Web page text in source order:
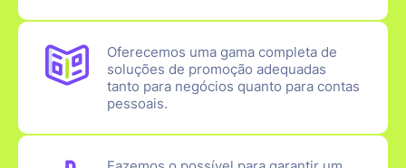
Oferecemos uma gama completa de
soluções de promoção adequadas
tanto para negócios quanto para contas
pessoais.